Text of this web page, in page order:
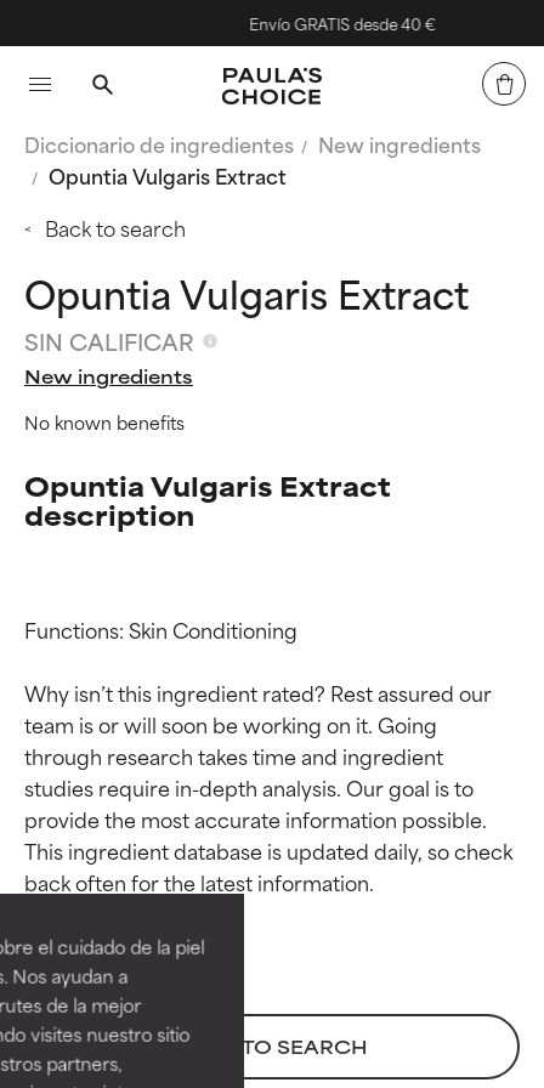
el cuidado de la piel
Nos ayudan a
de la mejor
visites nuestro sitio
partners,
Envío GRATIS desde 40 €
Diccionario de ingredientes
New ingredients
Opuntia Vulgaris Extract
Back to search
Opuntia Vulgaris Extract
SIN CALIFICAR
New ingredients
No known benefits
Opuntia Vulgaris Extract
description
Functions: Skin Conditioning
Why isn’t this ingredient rated? Rest assured our
team is or will soon be working on it. Going
through research takes time and ingredient
studies require in-depth analysis. Our goal is to
provide the most accurate information possible.
This ingredient database is updated daily, so check
BACK TO SEARCH
Calificaciones de
ingredientes
EXCELENTE
Ingrediente sobresaliente con
beneficios reales para la piel. Su
eficacia está demostrada y
respaldada por estudios
Calificaciones de
ingredientes
EXCELENTE
Ingrediente sobresaliente con
beneficios reales para la piel. Su
eficacia está demostrada y
respaldada por estudios